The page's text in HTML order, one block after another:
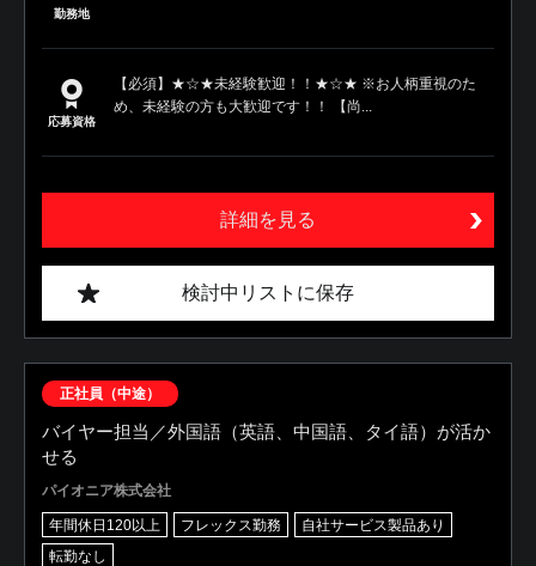
勤務地
応募資格
【必須】★☆★未経験歓迎！！★☆★ ※お人柄重視のた
め、未経験の方も大歓迎です！！ 【尚...
詳細を見る
検討中リストに保存
正社員（中途）
バイヤー担当／外国語（英語、中国語、タイ語）が活か
せる
パイオニア株式会社
年間休日120以上 フレックス勤務
自社サービス製品あり
転勤なし